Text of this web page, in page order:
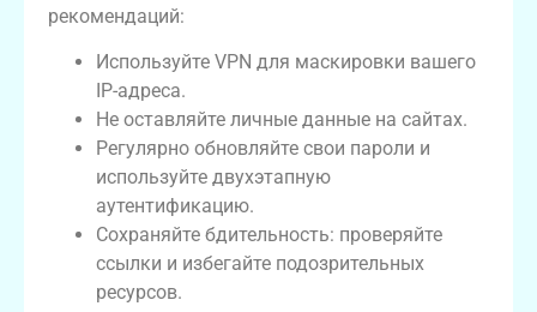
рекомендаций:
Используйте VPN для маскировки вашего
IP-адреса.
Не оставляйте личные данные на сайтах.
Регулярно обновляйте свои пароли и
используйте двухэтапную
аутентификацию.
Сохраняйте бдительность: проверяйте
ссылки и избегайте подозрительных
ресурсов.